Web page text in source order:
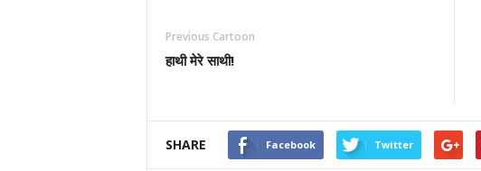
Previous Cartoon
हाथी मेरे साथी!
SHARE Facebook Twitter